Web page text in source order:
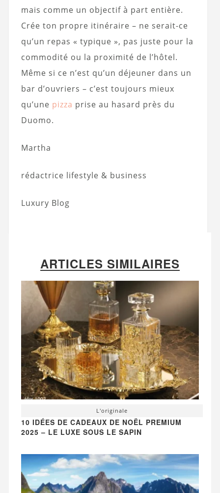
mais comme un objectif à part entière.
Crée ton propre itinéraire – ne serait-ce
qu’un repas « typique », pas juste pour la
commodité ou la proximité de l’hôtel.
Même si ce n’est qu’un déjeuner dans un
bar d’ouvriers – c’est toujours mieux
qu’une pizza prise au hasard près du
Duomo.
Martha
rédactrice lifestyle & business
Luxury Blog
ARTICLES SIMILAIRES
L'originale
10 IDÉES DE CADEAUX DE NOËL PREMIUM
2025 – LE LUXE SOUS LE SAPIN